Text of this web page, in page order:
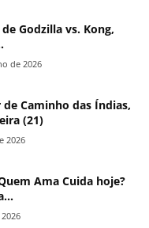
Godzilla vs. Kong,
de 2026
Caminho das Índias,
(21)
2026
Ama Cuida hoje?